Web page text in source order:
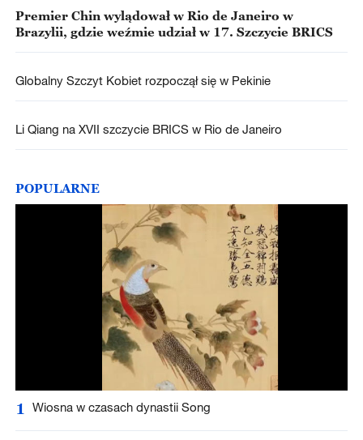
Premier Chin wylądował w Rio de Janeiro w
Brazylii, gdzie weźmie udział w 17. Szczycie BRICS
Globalny Szczyt Kobiet rozpoczął się w Pekinie
Li Qiang na XVII szczycie BRICS w Rio de Janeiro
POPULARNE
1 Wiosna w czasach dynastii Song